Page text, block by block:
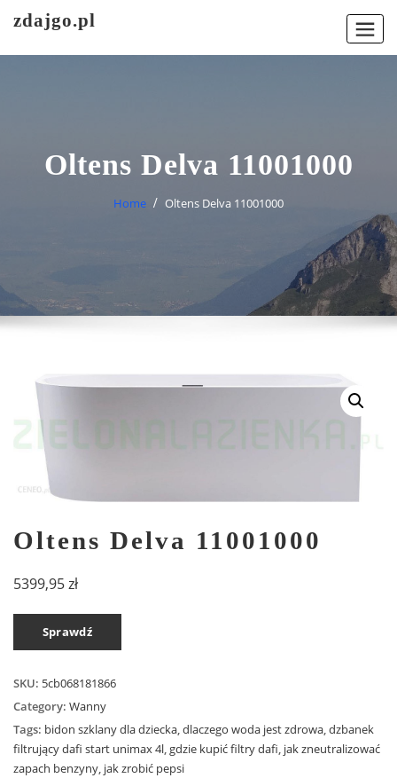
zdajgo.pl
Oltens Delva 11001000
Home Oltens Delva 11001000
Oltens Delva 11001000
5399,95zł
Sprawdź
SKU: 5cb068181866
Category: Wanny
Tags: bidon szklany dla dziecka,dlaczego woda jest zdrowa,dzbanek
filtrujący dafi start unimax 4l,gdzie kupić filtry dafi, jak zneutralizować
zapach benzyny, jak zrobić pepsi